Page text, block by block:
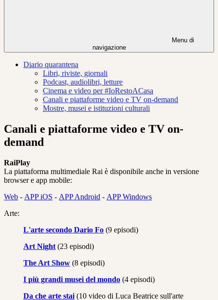
Menu di
navigazione
Diario quarantena
Libri, riviste, giornali
Podcast, audiolibri, letture
Cinema e video per #IoRestoACasa
Canali e piattaforme video e TV on-demand
Mostre, musei e istituzioni culturali
Canali e piattaforme video e TV on-
demand
RaiPlay
La piattaforma multimediale Rai è disponibile anche in versione
browser e app mobile:
Web - APP iOS - APP Android - APP Windows
Arte:
L'arte secondo Dario Fo (9 episodi)
Art Night (23 episodi)
The Art Show (8 episodi)
I più grandi musei del mondo (4 episodi)
Da che arte stai (10 video di Luca Beatrice sull'arte